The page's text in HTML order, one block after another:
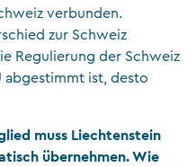
verbunden.
zur Schweiz
Regulierung der Schweiz
abgestimmt ist, desto
muss Liechtenstein
übernehmen. Wie